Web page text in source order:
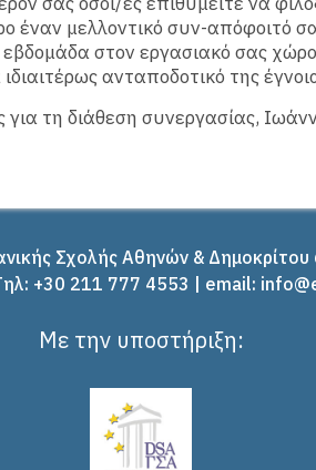
έναν μελλοντικό συν-απόφοιτό
στον εργασιακό σας
ανταποδοτικό της
τη διάθεση συνεργασίας,
Σχολής Αθηνών & Δημοκρίτου
+30 211 777 4553 | email:
Με την υποστήριξη: